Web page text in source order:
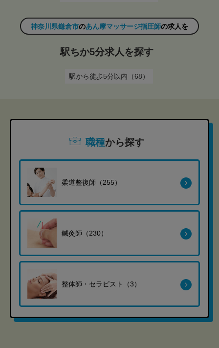
神奈川県鎌倉市のあん摩マッサージ指圧師の求人を
駅ちか5分求人を探す
駅から徒歩5分以内（68）
職種から探す
柔道整復師（255）
鍼灸師（230）
整体師・セラピスト（3）